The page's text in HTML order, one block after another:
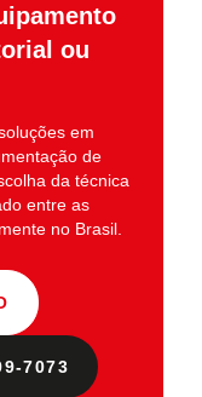
ou
em
de
da técnica
entre as
no Brasil.
7073